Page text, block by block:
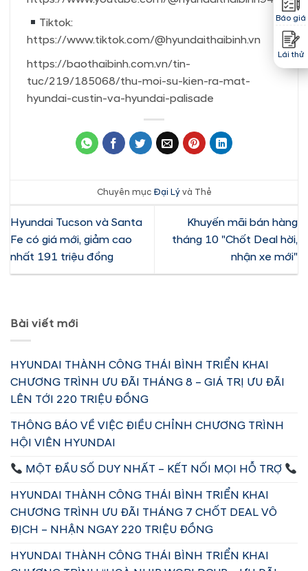
Tiktok:
https://www.tiktok.com/@hyundaithaibinh.vn
https://baothaibinh.com.vn/tin-
tuc/219/185068/thu-moi-su-kien-ra-mat-
hyundai-custin-va-hyundai-palisade
Chuyên mục Đại Lývà Thẻ
Hyundai Tucson và Santa
Fe có giá mới, giảm cao
nhất 191 triệu đồng
Khuyến mãi bán hàng
tháng 10 "Chốt Deal hời,
nhận xe mới"
Bài viết mới
HYUNDAI THÀNH CÔNG THÁI BÌNH TRIỂN KHAI
CHƯƠNG TRÌNH ƯU ĐÃI THÁNG 8 – GIÁ TRỊ ƯU ĐÃI
LÊN TỚI 220 TRIỆU ĐỒNG
THÔNG BÁO VỀ VIỆC ĐIỀU CHỈNH CHƯƠNG TRÌNH
HỘI VIÊN HYUNDAI
MỘT ĐẦU SỐ DUY NHẤT – KẾT NỐI MỌI HỖ TRỢ
HYUNDAI THÀNH CÔNG THÁI BÌNH TRIỂN KHAI
CHƯƠNG TRÌNH ƯU ĐÃI THÁNG 7 CHỐT DEAL VÔ
ĐỊCH – NHẬN NGAY 220 TRIỆU ĐỒNG
HYUNDAI THÀNH CÔNG THÁI BÌNH TRIỂN KHAI
Báo giá
Lái thử